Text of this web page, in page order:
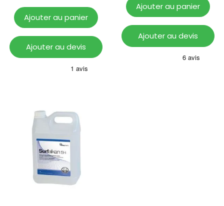
Ajouter au panier
Ajouter au devis
Ajouter au panier
Ajouter au devis